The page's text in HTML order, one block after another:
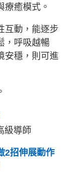
療癒模式。
互動，能逐步
，呼吸越暢
安穩，則可進
級導師
2招伸展動作